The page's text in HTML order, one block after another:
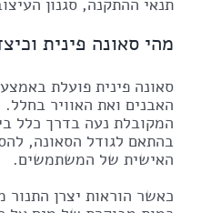
תנאי ההתקנה, סגנון
מהי סאונה פינית
סאונה פינית פועלת
האבנים ואת האוויר
בהתאם לגודל הסאונה,
האישית של המשתמשים.
כאשר הוראות יצרן התנור